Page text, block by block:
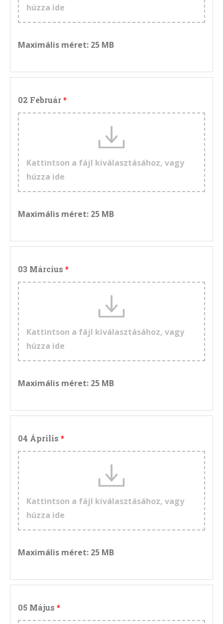
húzza ide
Maximális méret: 25 MB
02 Február
Kattintson a fájl kiválasztásához, vagy
húzza ide
Maximális méret: 25 MB
03 Március
Kattintson a fájl kiválasztásához, vagy
húzza ide
Maximális méret: 25 MB
04 Április
Kattintson a fájl kiválasztásához, vagy
húzza ide
Maximális méret: 25 MB
05 Május